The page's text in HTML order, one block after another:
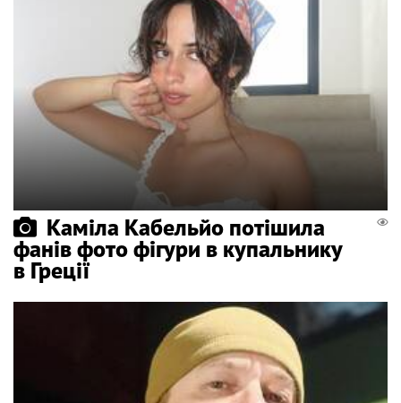
Каміла Кабельйо потішила
фанів фото фігури в купальнику
в Греції